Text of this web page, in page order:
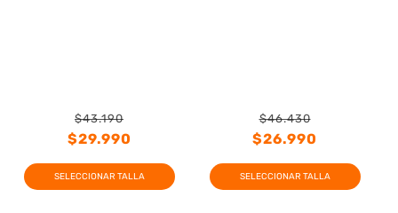
Precio
$43.190
Precio
oferta
$29.990
SELECCIONAR TALLA
Precio
$46.430
Precio
oferta
$26.990
SELECCIONAR TALLA